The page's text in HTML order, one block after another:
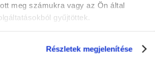
meg számukra vagy az Ön által
gyűjtöttek.
Részletek megjelenítése
KÉRDEZZ TŐLÜNK!
(GYIK)